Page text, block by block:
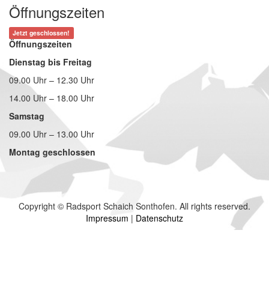
Öffnungszeiten
Jetzt geschlossen!
Öffnungszeiten
Dienstag bis Freitag
09.00 Uhr – 12.30 Uhr
14.00 Uhr – 18.00 Uhr
Samstag
09.00 Uhr – 13.00 Uhr
Montag geschlossen
Copyright © Radsport Schaich Sonthofen. All rights reserved.
Impressum | Datenschutz